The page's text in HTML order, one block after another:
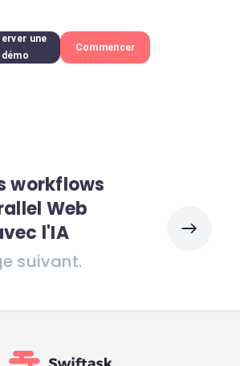
une
démo
Commencer
workflows
Web
l'IA
suivant.